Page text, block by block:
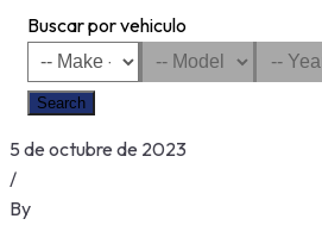
Buscar por vehiculo
Search
5 de octubre de 2023
/
By